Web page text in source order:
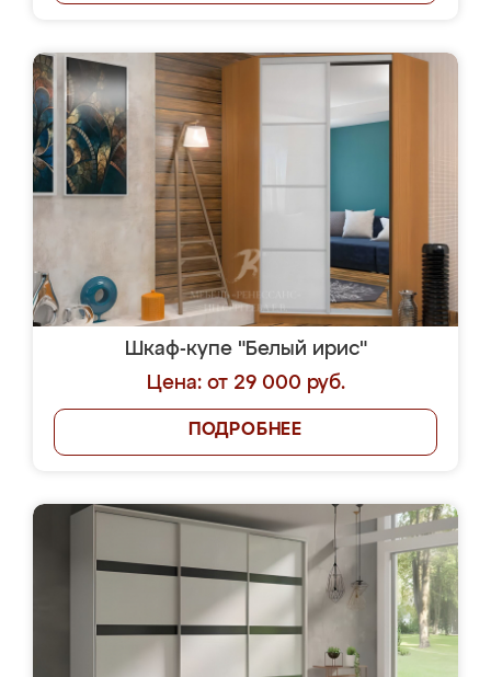
Шкаф-купе "Белый ирис"
Цена: от 29 000 руб.
ПОДРОБНЕЕ